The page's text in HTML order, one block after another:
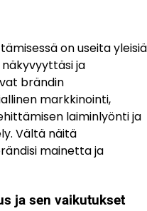
on useita yleisiä
ja
brändin
markkinointi,
laiminlyönti ja
Vältä näitä
mainetta ja
ja sen vaikutukset